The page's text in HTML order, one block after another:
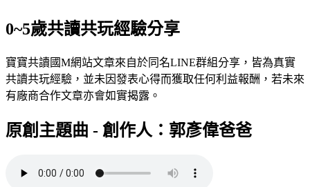
0~5歲共讀共玩經驗分享
寶寶共讀國M網站文章來自於同名LINE群組分享，皆為真實
共讀共玩經驗，並未因發表心得而獲取任何利益報酬，若未來
有廠商合作文章亦會如實揭露。
原創主題曲 - 創作人：郭彥偉爸爸